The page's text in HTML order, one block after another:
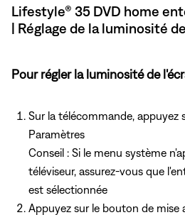
Lifestyle® 35 DVD home
| Réglage de la luminosité
Pour régler la luminosité de
Sur la télécommande, appuyez
Paramètres
Conseil : Si le menu système
téléviseur, assurez-vous que
est sélectionnée
Appuyez sur le bouton de mise